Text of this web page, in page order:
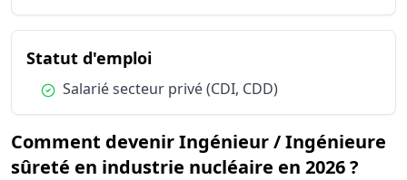
Statut d'emploidu métier Ingénieur /
Condition :
Salarié secteur privé (CDI, CDD)
Comment devenir Ingénieur / Ingénieure
sûreté en industrie nucléaire en 2026 ?